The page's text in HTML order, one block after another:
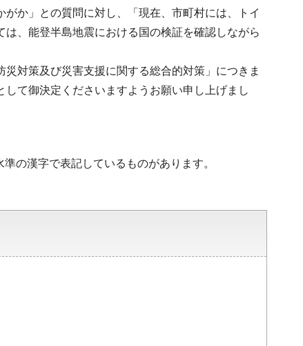
か」との質問に対し、「現在、市町村には、トイ
、能登半島地震における国の検証を確認しながら
対策及び災害支援に関する総合的対策」につきま
て御決定くださいますようお願い申し上げまし
の漢字で表記しているものがあります。